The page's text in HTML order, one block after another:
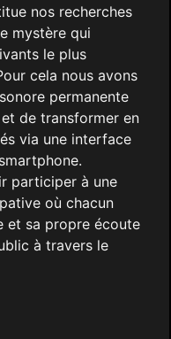
nos recherches
mystère qui
le plus
cela nous avons
permanente
de transformer en
via une interface
participer à une
où chacun
et sa propre écoute
à travers le